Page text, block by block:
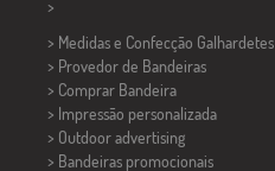
>
> Medidas e Confecção Galhardetes
> Provedor de Bandeiras
> Comprar Bandeira
> Impressão personalizada
> Outdoor advertising
> Bandeiras promocionais